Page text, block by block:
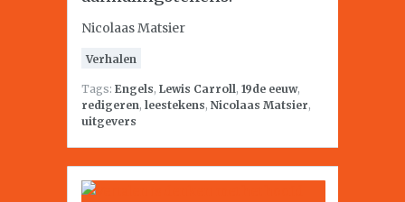
Nicolaas Matsier
Verhalen
Tags: Engels, Lewis Carroll , 19de eeuw,
redigeren, leestekens, Nicolaas Matsier,
uitgevers